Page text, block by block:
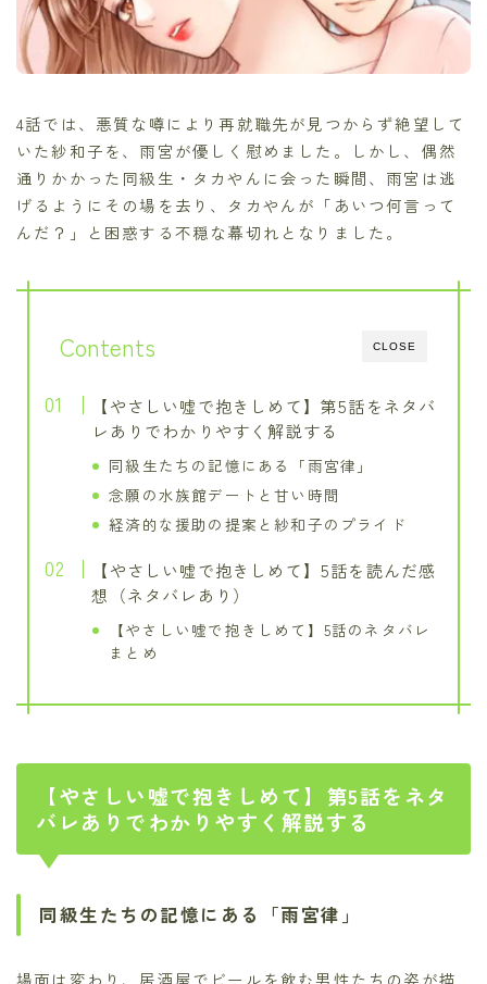
4話では、悪質な噂により再就職先が見つからず絶望して
いた紗和子を、雨宮が優しく慰めました。しかし、偶然
通りかかった同級生・タカやんに会った瞬間、雨宮は逃
げるようにその場を去り、タカやんが「あいつ何言って
んだ？」と困惑する不穏な幕切れとなりました。
CLOSE
Contents
【やさしい嘘で抱きしめて】第5話をネタバ
レありでわかりやすく解説する
同級生たちの記憶にある「雨宮律」
念願の水族館デートと甘い時間
経済的な援助の提案と紗和子のプライド
【やさしい嘘で抱きしめて】5話を読んだ感
想（ネタバレあり）
【やさしい嘘で抱きしめて】5話のネタバレ
まとめ
【やさしい嘘で抱きしめて】第5話をネタ
バレありでわかりやすく解説する
同級生たちの記憶にある「雨宮律」
場面は変わり、居酒屋でビールを飲む男性たちの姿が描